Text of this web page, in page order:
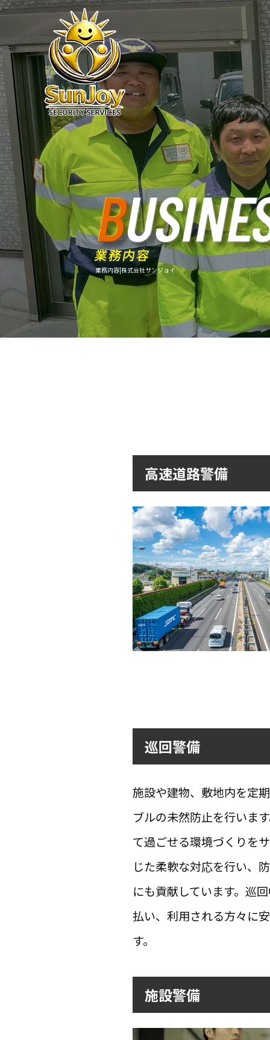
業務内容|株式会社サンジョイ
高速道路警備
巡回警備
施設や建物、敷地内を定
ブルの未然防止を行いま
て過ごせる環境づくりを
じた柔軟な対応を行い、
にも貢献しています。巡
払い、利用される方々に
す。
施設警備